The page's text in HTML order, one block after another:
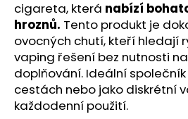
cigareta, která nabízí
hroznů. Tento produkt je
ovocných chutí, kteří hledají
vaping řešení bez nutnosti
doplňování. Ideální
cestách nebo jako diskrétní
každodenní použití.
p
o
r
u
č
u
j